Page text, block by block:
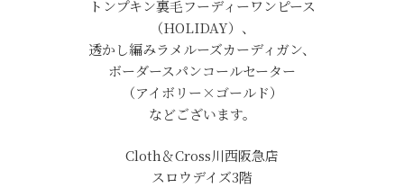
トンプキン裏毛フーディーワンピース
（HOLIDAY）、
透かし編みラメルーズカーディガン、
ボーダースパンコールセーター
（アイボリー×ゴールド）
などございます。
Cloth＆Cross川西阪急店
スロウデイズ3階